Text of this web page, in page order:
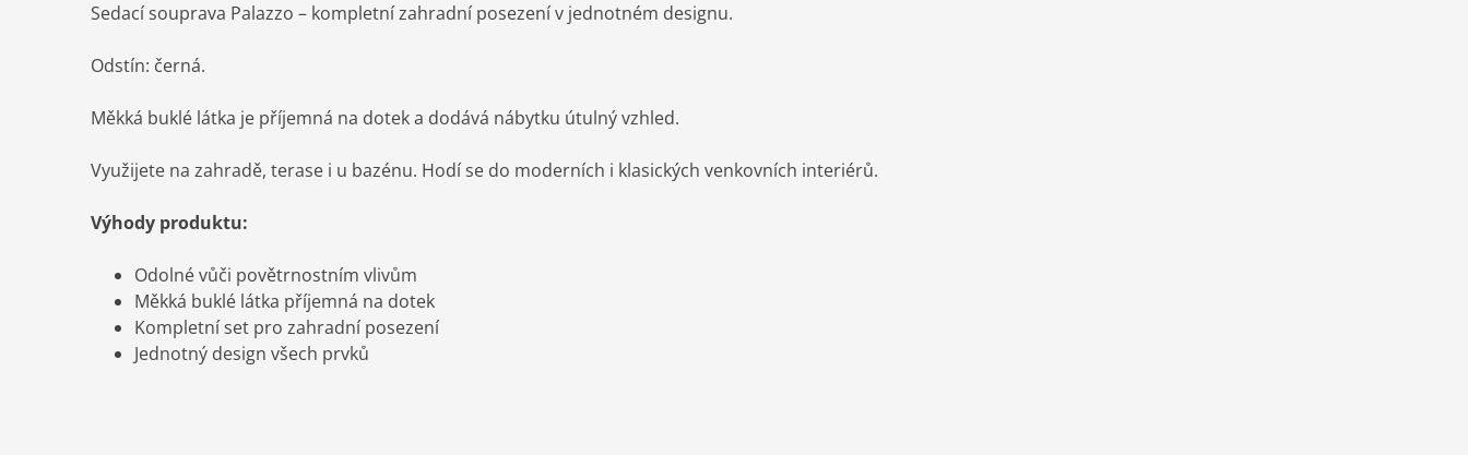
Sedací souprava Palazzo – kompletní zahradní posezení v jednotném designu.
Odstín: černá.
Měkká buklé látka je příjemná na dotek a dodává nábytku útulný vzhled.
Využijete na zahradě, terase i u bazénu. Hodí se do moderních i klasických venkovních interiérů.
Výhody produktu:
Odolné vůči povětrnostním vlivům
Měkká buklé látka příjemná na dotek
Kompletní set pro zahradní posezení
Jednotný design všech prvků